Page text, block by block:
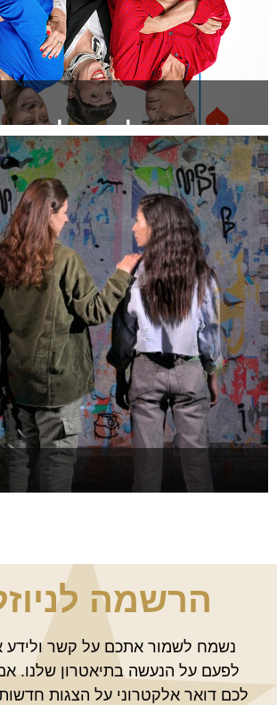
בעלה של
להזמנה >
שומעת
הרשמה
נשמח לשמור אתכם על קשר
לפעם על הנעשה בתיאטרון שלנו.
לכם דואר אלקטרוני על הצגות